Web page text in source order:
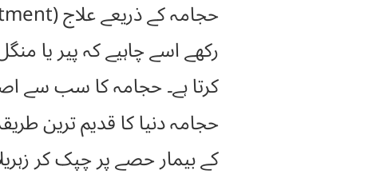
رکھے اسے چاہیے کہ پیر یا
کرتا ہے۔ حجامہ کا سب سے
حجامہ دنیا کا قدیم ترین
کے بیمار حصے پر چپک کر